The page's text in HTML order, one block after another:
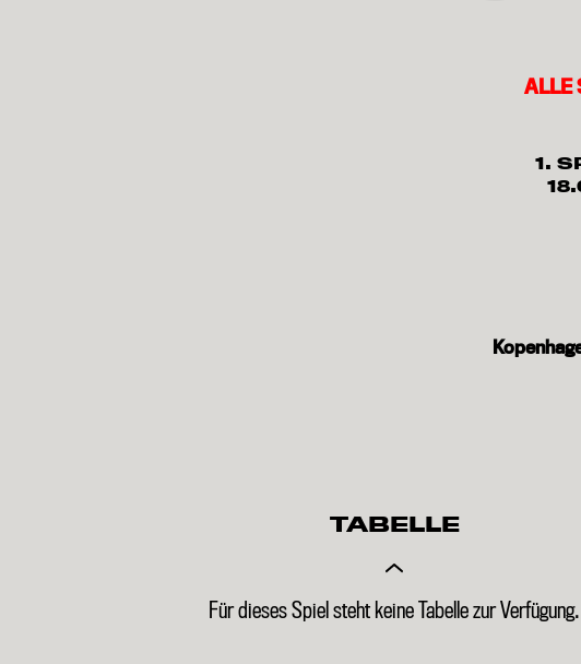
ALLE
1.
TABELLE
Für dieses Spiel steht keine Tabelle zur Verfügung.